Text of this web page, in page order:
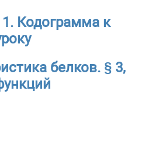
Кодограмма к
белков. § 3,